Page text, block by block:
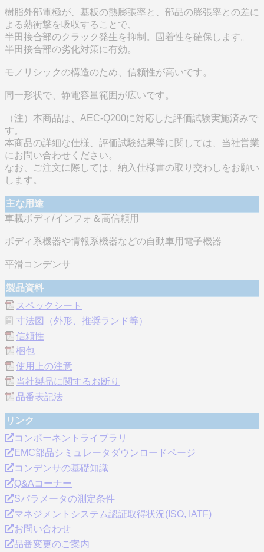
樹脂外部電極が、基板の熱膨張率と、部品の膨張率との差に
よる熱衝撃を吸収することで、
半田接合部のクラック発生を抑制。固着性を確保します。
半田接合部の劣化対策に有効。
モノリシックの構造のため、信頼性が高いです。
同一形状で、静電容量範囲が広いです。
（注）本商品は、AEC-Q200に対応した評価試験実施済みで
す。
本商品の詳細な仕様、評価試験結果等に関しては、当社営業
にお問い合わせください。
なお、ご注文に際しては、納入仕様書の取り交わしをお願い
します。
主な用途
車載ボディ/インフォ＆高信頼用
ボディ系機器や情報系機器などの自動車用電子機器
平滑コンデンサ
製品資料
スペックシート
寸法図（外形、推奨ランド等）
信頼性
梱包
使用上の注意
当社製品に関するお断り
品番表記法
リンク
コンポーネントライブラリ
EMC部品シミュレータダウンロードページ
コンデンサの基礎知識
Q&Aコーナー
Sパラメータの測定条件
マネジメントシステム認証取得状況(ISO, IATF)
お問い合わせ
品番変更のご案内